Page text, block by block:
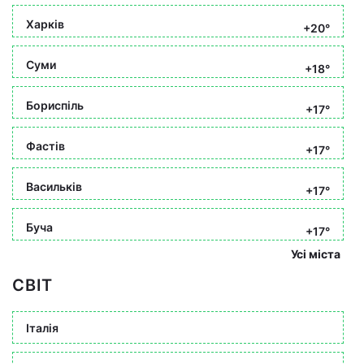
Харків +20°
Суми +18°
Бориспіль +17°
Фастів +17°
Васильків +17°
Буча
+17°
Усі міста
СВІТ
Італія